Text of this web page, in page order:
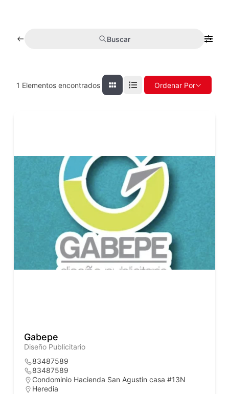
Buscar
1 Elementos encontrados Ordenar Por
Gabepe
Diseño Publicitario
83487589
83487589
Condominio Hacienda San Agustin casa #13N
Heredia